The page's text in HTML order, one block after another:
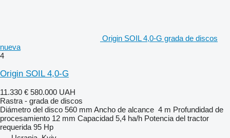
Origin SOIL 4,0-G grada de discos
nueva
4
Origin SOIL 4,0-G
11.330 € 580.000 UAH
Rastra - grada de discos
Diámetro del disco 560 mm Ancho de alcance 4 m Profundidad de
procesamiento 12 mm Capacidad 5,4 ha/h Potencia del tractor
requerida 95 Hp